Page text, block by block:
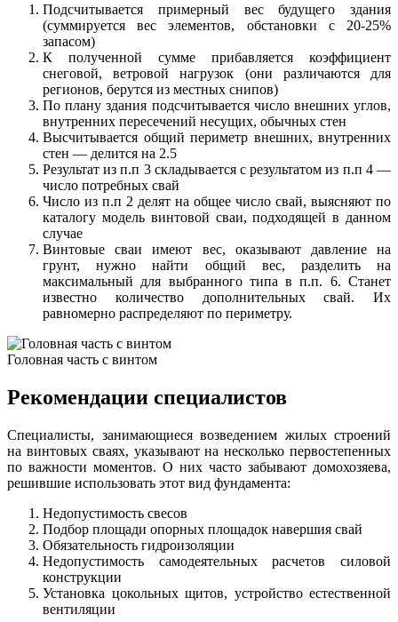
Подсчитывается примерный вес будущего здания
(суммируется вес элементов, обстановки с 20-25%
запасом)
К полученной сумме прибавляется коэффициент
снеговой, ветровой нагрузок (они различаются для
регионов, берутся из местных снипов)
По плану здания подсчитывается число внешних углов,
внутренних пересечений несущих, обычных стен
Высчитывается общий периметр внешних, внутренних
стен — делится на 2.5
Результат из п.п 3 складывается с результатом из п.п 4 —
число потребных свай
Число из п.п 2 делят на общее число свай, выясняют по
каталогу модель винтовой сваи, подходящей в данном
случае
Винтовые сваи имеют вес, оказывают давление на
грунт, нужно найти общий вес, разделить на
максимальный для выбранного типа в п.п. 6. Станет
известно количество дополнительных свай. Их
равномерно распределяют по периметру.
Головная часть с винтом
Рекомендации специалистов
Специалисты, занимающиеся возведением жилых строений
на винтовых сваях, указывают на несколько первостепенных
по важности моментов. О них часто забывают домохозяева,
решившие использовать этот вид фундамента:
Недопустимость свесов
Подбор площади опорных площадок навершия свай
Обязательность гидроизоляции
Недопустимость самодеятельных расчетов силовой
конструкции
Установка цокольных щитов, устройство естественной
вентиляции